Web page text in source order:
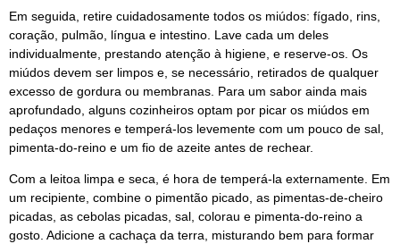
Em seguida, retire cuidadosamente todos os miúdos: fígado, rins,
coração, pulmão, língua e intestino. Lave cada um deles
individualmente, prestando atenção à higiene, e reserve-os. Os
miúdos devem ser limpos e, se necessário, retirados de qualquer
excesso de gordura ou membranas. Para um sabor ainda mais
aprofundado, alguns cozinheiros optam por picar os miúdos em
pedaços menores e temperá-los levemente com um pouco de sal,
pimenta-do-reino e um fio de azeite antes de rechear.
Com a leitoa limpa e seca, é hora de temperá-la externamente. Em
um recipiente, combine o pimentão picado, as pimentas-de-cheiro
picadas, as cebolas picadas, sal, colorau e pimenta-do-reino a
gosto. Adicione a cachaça da terra, misturando bem para formar